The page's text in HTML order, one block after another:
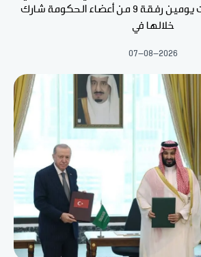
زيارة للجزائر استمرت يومين رفقة 9 من أعضاء الحكومة شارك
خلالها في
07-08-2026